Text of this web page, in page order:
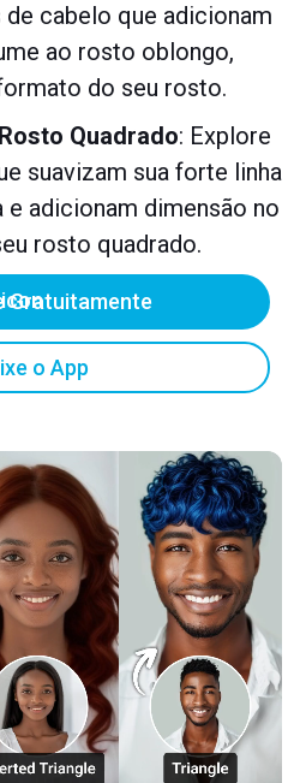
cabelo que adicionam
ao rosto oblongo,
do seu rosto.
Quadrado: Explore
suavizam sua forte linha
e adicionam dimensão no
rosto quadrado.
Gratuitamente
o App